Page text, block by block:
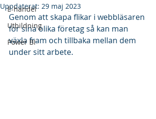
E-handel
Utbildning
Power BI
Uppdaterat: 29 maj 2023
Genom att skapa flikar i webbläsaren
för sina olika företag så kan man
växla fram och tillbaka mellan dem
under sitt arbete.